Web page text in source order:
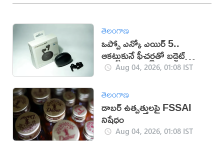
తెలంగాణ
ఒప్పో ఎన్కో ఎయిర్ 5..
ఆకట్టుకునే ఫీచర్లతో బడ్జెట్
ఇయర్‌బడ్స్
Aug 04, 2026, 01:08 IST
తెలంగాణ
డాబర్ ఉత్పత్తులపై FSSAI
నిషేధం
Aug 04, 2026, 01:08 IST